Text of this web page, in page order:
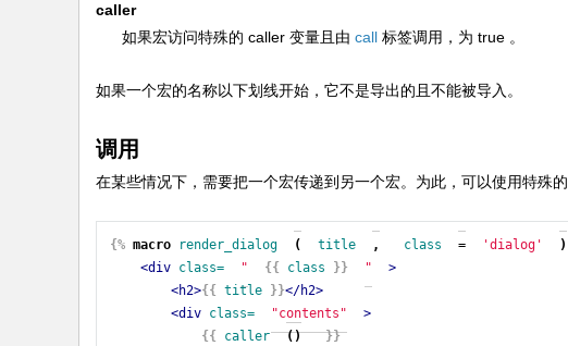
caller
如果宏访问特殊的 caller 变量且由 call 标签调用，为 true 。
如果一个宏的名称以下划线开始，它不是导出的且不能被导入。
调用
在某些情况下，需要把一个宏传递到另一个宏。为此，可以使用特殊的
{% macro render_dialog ( title , class = 'dialog' )
<div class= " {{ class }} "
>
<h2>{{ title }}</h2>
<div class= "contents"
>
{{
caller ()
}}